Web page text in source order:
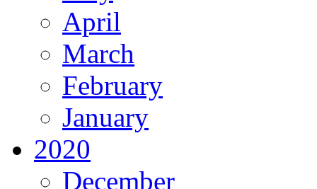
April
March
February
January
2020
December